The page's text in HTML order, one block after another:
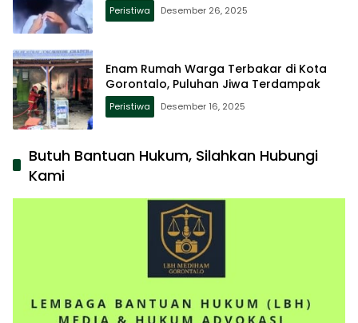
Peristiwa Desember 26, 2025
Enam Rumah Warga Terbakar di Kota
Gorontalo, Puluhan Jiwa Terdampak
Peristiwa Desember 16, 2025
Butuh Bantuan Hukum, Silahkan Hubungi
Kami